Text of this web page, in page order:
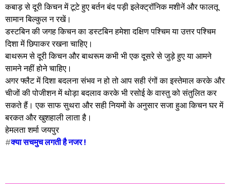
​कबाड़ से दूरी किचन में टूटे हुए बर्तन बंद पड़ी इलेक्ट्रॉनिक मशीनें और फालतू
सामान बिल्कुल न रखें।
​डस्टबिन की जगह किचन का डस्टबिन हमेशा दक्षिण पश्चिम या उत्तर पश्चिम
दिशा में छिपाकर रखना चाहिए।
​बाथरूम से दूरी किचन और बाथरूम कभी भी एक दूसरे से जुड़े हुए या आमने
सामने नहीं होने चाहिए।
​अगर फ्लैट में दिशा बदलना संभव न हो तो आप सही रंगों का इस्तेमाल करके और
चीजों की पोजीशन में थोड़ा बदलाव करके भी रसोई के वास्तु को संतुलित कर
सकते हैं। एक साफ सुथरा और सही नियमों के अनुसार सजा हुआ किचन घर में
बरकत और खुशहाली लाता है।
हेमलता शर्मा जयपुर
#क्या सचमुच लगती है नजर !